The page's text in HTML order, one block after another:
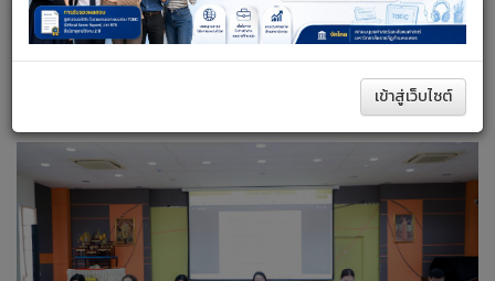
เข้าสู่เว็บไซต์
ค้นหา